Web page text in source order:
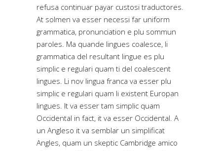
refusa continuar payar custosi traductores.
At solmen va esser necessi far uniform
grammatica, pronunciation e plu sommun
paroles. Ma quande lingues coalesce, li
grammatica del resultant lingue es plu
simplic e regulari quam ti del coalescent
lingues. Li nov lingua franca va esser plu
simplic e regulari quam li existent Europan
lingues. It va esser tam simplic quam
Occidental in fact, it va esser Occidental. A
un Angleso it va semblar un simplificat
Angles, quam un skeptic Cambridge amico